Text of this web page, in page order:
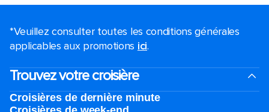
*Veuillez consulter toutes les conditions générales
applicables aux promotions ici.
Trouvez votre croisière
Croisières de dernière minute